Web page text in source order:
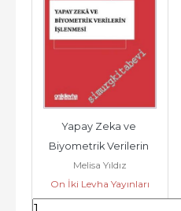
Yapay Zeka ve
Biyometrik Verilerin
İşlenmesi (Ciltli) -
Melisa Yıldız
On İki Levha Yayınları